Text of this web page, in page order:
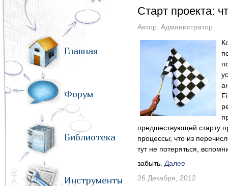
Главная
Форум
Библиотека
Инструменты
Старт проекта:
Автор: Администратор
предшествующей старту
процессы; что из
тут не потеряться,
забыть. Далее
26 Декабря, 2012